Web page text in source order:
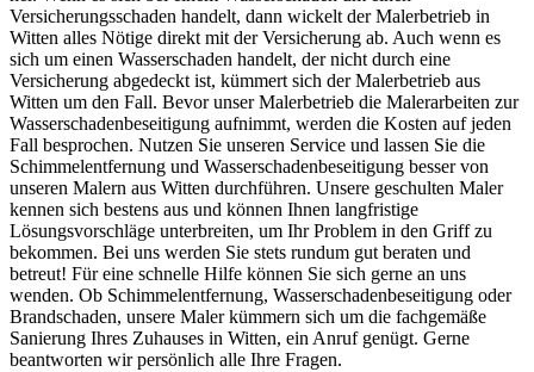
Versicherungsschaden handelt, dann wickelt der Malerbetrieb in
Witten alles Nötige direkt mit der Versicherung ab. Auch wenn es
sich um einen Wasserschaden handelt, der nicht durch eine
Versicherung abgedeckt ist, kümmert sich der Malerbetrieb aus
Witten um den Fall. Bevor unser Malerbetrieb die Malerarbeiten zur
Wasserschadenbeseitigung aufnimmt, werden die Kosten auf jeden
Fall besprochen. Nutzen Sie unseren Service und lassen Sie die
Schimmelentfernung und Wasserschadenbeseitigung besser von
unseren Malern aus Witten durchführen. Unsere geschulten Maler
kennen sich bestens aus und können Ihnen langfristige
Lösungsvorschläge unterbreiten, um Ihr Problem in den Griff zu
bekommen. Bei uns werden Sie stets rundum gut beraten und
betreut! Für eine schnelle Hilfe können Sie sich gerne an uns
wenden. Ob Schimmelentfernung, Wasserschadenbeseitigung oder
Brandschaden, unsere Maler kümmern sich um die fachgemäße
Sanierung Ihres Zuhauses in Witten, ein Anruf genügt. Gerne
beantworten wir persönlich alle Ihre Fragen.